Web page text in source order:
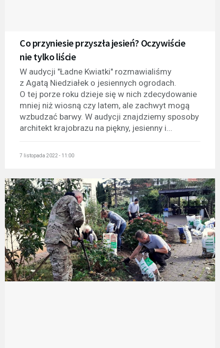
Co przyniesie przyszła jesień? Oczywiście
nie tylko liście
W audycji "Ładne Kwiatki" rozmawialiśmy
z Agatą Niedziałek o jesiennych ogrodach.
O tej porze roku dzieje się w nich zdecydowanie
mniej niż wiosną czy latem, ale zachwyt mogą
wzbudzać barwy. W audycji znajdziemy sposoby
architekt krajobrazu na piękny, jesienny i...
7 listopada 2022 - 11:00